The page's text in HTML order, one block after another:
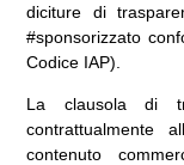
diciture di
#sponsorizzato
Codice IAP).
La clausola di
contrattualmente
contenuto